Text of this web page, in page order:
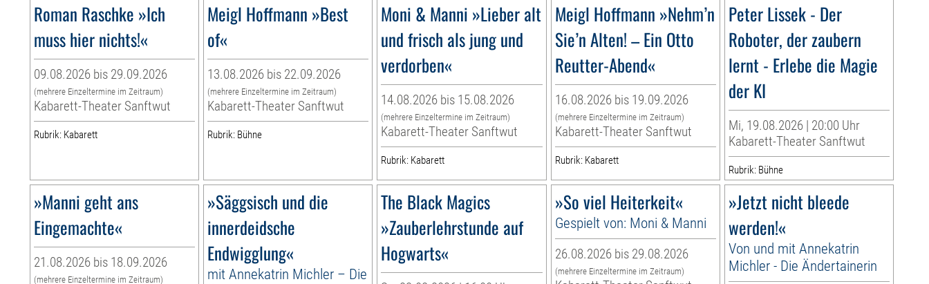
Roman Raschke »Ich
muss hier nichts!«
09.08.2026 bis 29.09.2026
(mehrere Einzeltermine im Zeitraum)
Kabarett-Theater Sanftwut
Rubrik: Kabarett
Meigl Hoffmann »Best
of«
13.08.2026 bis 22.09.2026
(mehrere Einzeltermine im Zeitraum)
Kabarett-Theater Sanftwut
Rubrik: Bühne
Moni & Manni »Lieber alt
und frisch als jung und
verdorben«
14.08.2026 bis 15.08.2026
(mehrere Einzeltermine im Zeitraum)
Kabarett-Theater Sanftwut
Rubrik: Kabarett
Meigl Hoffmann »Nehm’n
Sie’n Alten! – Ein Otto
Reutter-Abend«
16.08.2026 bis 19.09.2026
(mehrere Einzeltermine im Zeitraum)
Kabarett-Theater Sanftwut
Rubrik: Kabarett
Peter Lissek - Der
Roboter, der zaubern
lernt - Erlebe die Magie
der KI
Mi, 19.08.2026 | 20:00 Uhr
Kabarett-Theater Sanftwut
Rubrik: Bühne
»Manni geht ans
Eingemachte«
21.08.2026 bis 18.09.2026
(mehrere Einzeltermine im Zeitraum)
»Säggsisch und die
innerdeidsche
Endwigglung«
mit Annekatrin Michler – Die
The Black Magics
»Zauberlehrstunde auf
Hogwarts«
»So viel Heiterkeit«
Gespielt von: Moni & Manni
26.08.2026 bis 29.08.2026
(mehrere Einzeltermine im Zeitraum)
»Jetzt nicht bleede
werden!«
Von und mit Annekatrin
Michler - Die Ändertainerin